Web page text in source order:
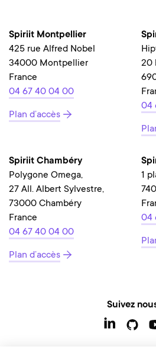
Spiriit Montpellier
425 rue Alfred Nobel
34000 Montpellier
France
04 67 40 04 00
Plan d’accès
20
04
Spiriit Chambéry
Polygone Omega,
27 All. Albert Sylvestre,
73000 Chambéry
France
04 67 40 04 00
Plan d’accès
1
04
Suivez